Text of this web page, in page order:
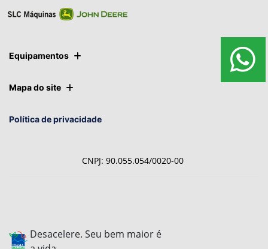
Equipamentos
Mapa do site
Política de privacidade
CNPJ: 90.055.054/0020-00
Desacelere. Seu bem maior é